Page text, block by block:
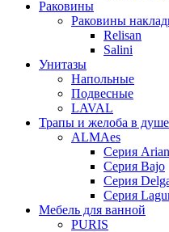
Раковины
Раковины
Relisan
Salini
Унитазы
Напольные
Подвесные
LAVAL
Трапы и желоба в
ALMAes
Серия
Серия Bajo
Серия
Серия
Мебель для ванной
PURIS